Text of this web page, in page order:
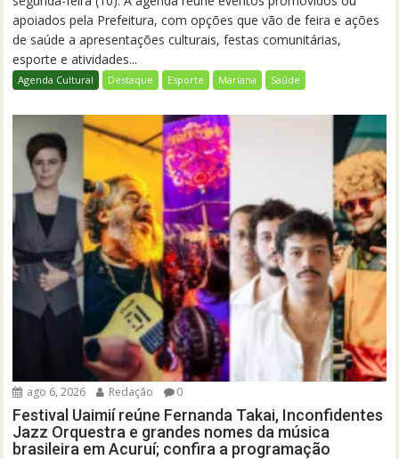
apoiados pela Prefeitura, com opções que vão de feira e ações
de saúde a apresentações culturais, festas comunitárias,
esporte e atividades...
Agenda Cultural Destaque Esporte Mariana Saúde
ago 6, 2026 Redação 0
Festival Uaimií reúne Fernanda Takai, Inconfidentes
Jazz Orquestra e grandes nomes da música
brasileira em Acuruí; confira a programação